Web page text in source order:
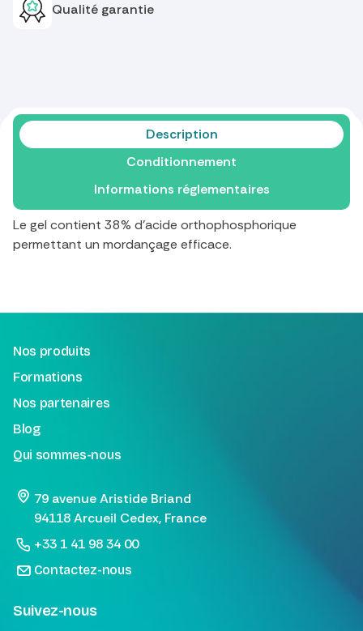
Qualité garantie
Description
Conditionnement
Informations réglementaires
Le gel contient 38% d'acide orthophosphorique
permettant un mordançage efficace.
Nos produits
Formations
Nos partenaires
Blog
Qui sommes-nous
79 avenue Aristide Briand
94118 Arcueil Cedex, France
+33 1 41 98 34 00
Contactez-nous
Suivez-nous